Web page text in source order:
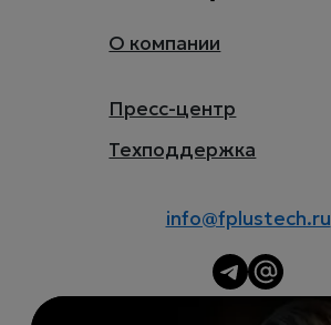
О компании
Пресс-центр
Техподдержка
info@fplustech.ru